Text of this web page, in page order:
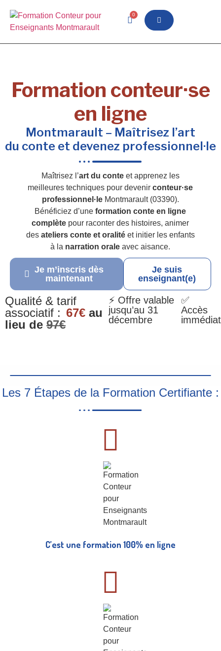
0
Formation conteur·se
en ligne
Montmarault – Maîtrisez l’art
du conte et devenez professionnel·le
Maîtrisez l’art du conteet apprenez les
meilleures techniques pour devenirconteur·se
professionnel·leMontmarault (03390).
Bénéficiez d’uneformation conte en ligne
complète pour raconter des histoires, animer
des ateliers conte et oralitéet initier les enfants
à la narration orale avec aisance.
Je m’inscris dès
maintenant
Je suis
enseignant(e)
Qualité & tarif
associatif : 67€ au
lieu de 97€
⚡ Offre valable
jusqu’au 31
décembre
✅
Accès
immédiat
Les 7 Étapes de la Formation Certifiante :
C’est une formation 100% en ligne